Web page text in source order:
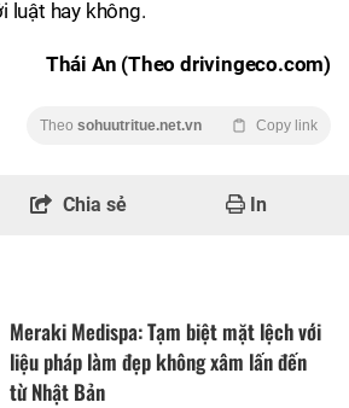
luật hay không.
Thái An (Theo drivingeco.com)
Theo sohuutritue.net.vn Copy link
Chia sẻ In
Meraki Medispa: Tạm biệt mặt lệch với
liệu pháp làm đẹp không xâm lấn đến
từ Nhật Bản